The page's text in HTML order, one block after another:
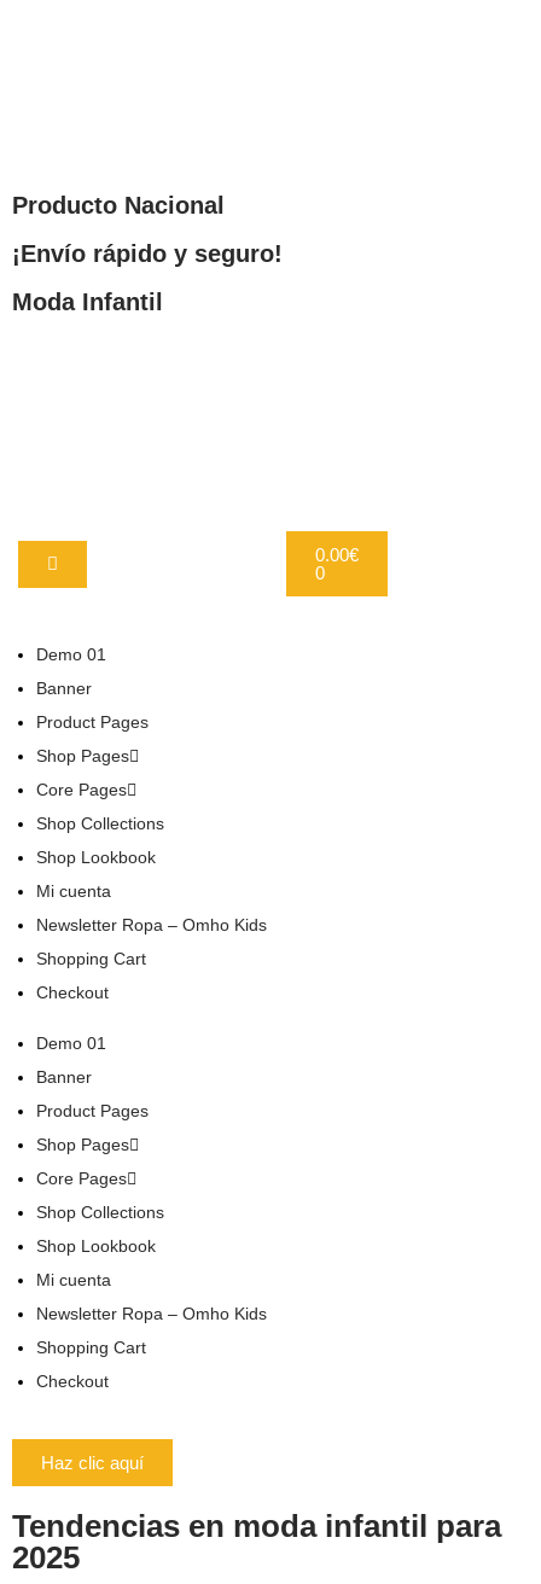
Producto Nacional
¡Envío rápido y seguro!
Moda Infantil
0.00€
0
Demo 01
Banner
Product Pages
Shop Pages
Core Pages
Shop Collections
Shop Lookbook
Mi cuenta
Newsletter Ropa – Omho Kids
Shopping Cart
Checkout
Demo 01
Banner
Product Pages
Shop Pages
Core Pages
Shop Collections
Shop Lookbook
Mi cuenta
Newsletter Ropa – Omho Kids
Shopping Cart
Checkout
Haz clic aquí
Tendencias en moda infantil para
2025